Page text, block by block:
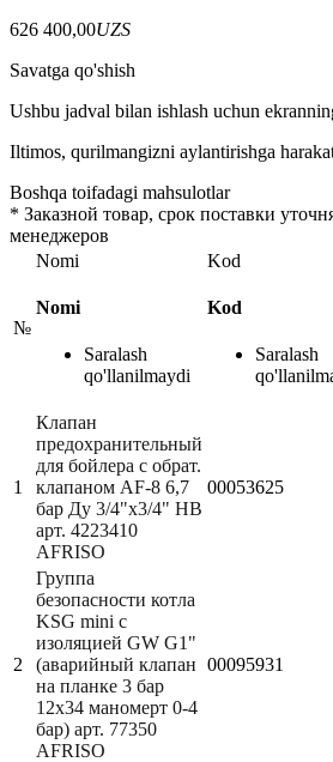
626 400,00UZS
Savatga qo'shish
Ushbu jadval bilan ishlash uchun
Iltimos, qurilmangizni aylantirishga
Boshqa toifadagi mahsulotlar
* Заказной товар, срок поставки
менеджеров
№
Nomi
Nomi
Saralash
qo'llanilmaydi
Kod
Kod
Saralash
1
Клапан
предохранительный
для бойлера с обрат.
клапаном AF-8 6,7
бар Ду 3/4"х3/4" НВ
арт. 4223410
AFRISO
00053625
2
Группа
безопасности котла
KSG mini с
изоляцией GW G1"
(аварийный клапан
на планке 3 бар
12х34 маномерт 0-4
бар) арт. 77350
AFRISO
00095931